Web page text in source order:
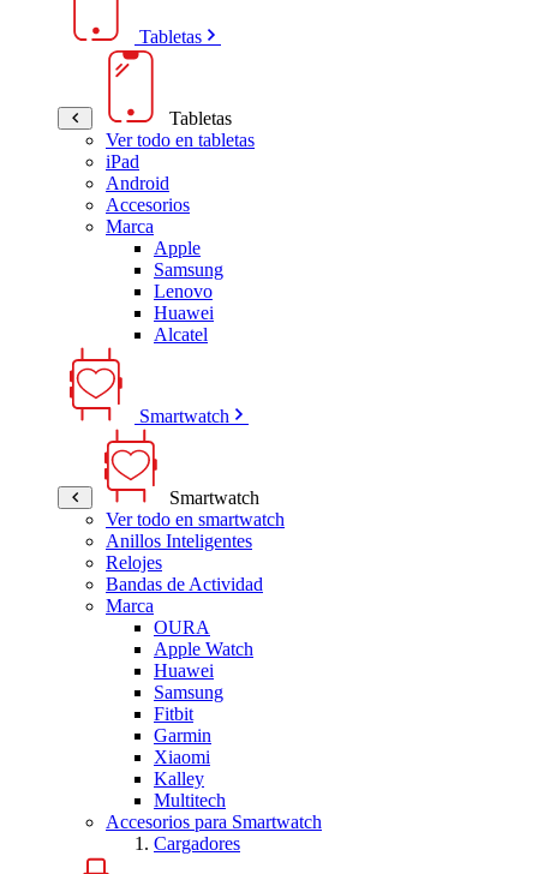
Tabletas
Tabletas
Ver todo en tabletas
iPad
Android
Accesorios
Marca
Apple
Samsung
Lenovo
Huawei
Alcatel
Smartwatch
Smartwatch
Ver todo en smartwatch
Anillos Inteligentes
Relojes
Bandas de Actividad
Marca
OURA
Apple Watch
Huawei
Samsung
Fitbit
Garmin
Xiaomi
Kalley
Multitech
Accesorios para Smartwatch
Cargadores